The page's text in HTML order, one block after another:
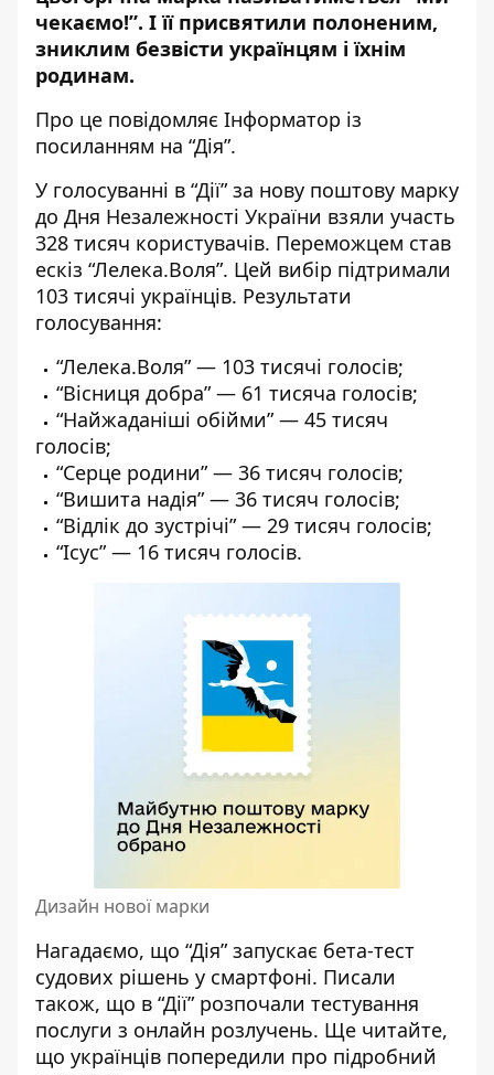
чекаємо!”. І її присвятили полоненим,
зниклим безвісти українцям і їхнім
родинам.
Про це повідомляє Інформатор із
посиланням на “Дія”.
У голосуванні в “Дії” за нову поштову марку
до Дня Незалежності України взяли участь
328 тисяч користувачів. Переможцем став
ескіз “Лелека.Воля”. Цей вибір підтримали
103 тисячі українців. Результати
голосування:
“Лелека.Воля” — 103 тисячі голосів;
“Вісниця добра” — 61 тисяча голосів;
“Найжаданіші обійми” — 45 тисяч
голосів;
“Серце родини” — 36 тисяч голосів;
“Вишита надія” — 36 тисяч голосів;
“Відлік до зустрічі” — 29 тисяч голосів;
“Ісус” — 16 тисяч голосів.
Дизайн нової марки
Нагадаємо, що “Дія”запускає бета-тест
судових рішень у смартфоні. Писали
також, що в “Дії” розпочали тестування
послуги з онлайн розлучень. Ще читайте,
що українців попередили про підробний